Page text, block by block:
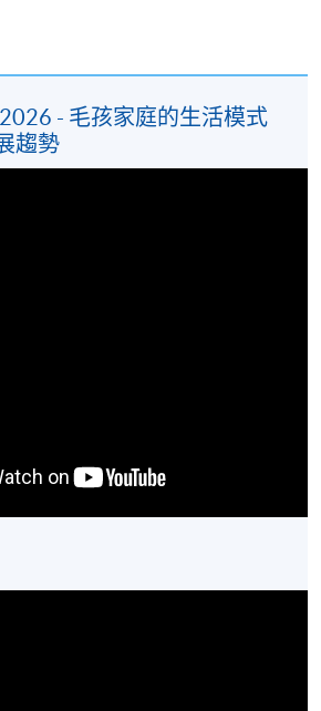
會，致力提升獸醫護士專業素
最佳照護。
上門寵物美容及寵物芳療師，現
2026 - 毛孩家庭的生活模式
趨勢